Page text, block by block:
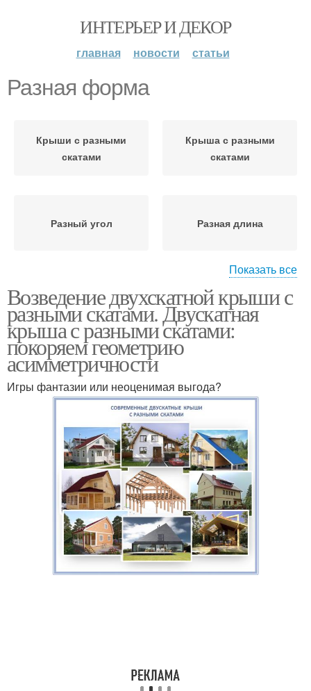
ИНТЕРЬЕР И ДЕКОР
главная новости статьи
Разная форма
Крыши с разными
скатами
Крыша с разными
скатами
Разный угол Разная длина
углами
Разные скаты
Крыша с разной длиной
скатами
Показать все
Возведение двухскатной крыши с
разными скатами. Двускатная
крыша с разными скатами:
покоряем геометрию
асимметричности
Игры фантазии или неоценимая выгода?